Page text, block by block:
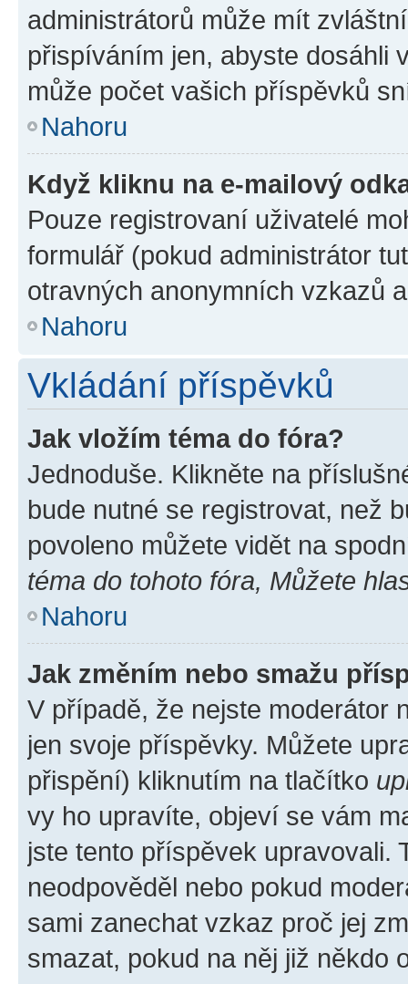
administrátorů může mít
přispíváním jen, abyste dosáhli
může počet vašich příspěvků
Nahoru
Když kliknu na e-mailový
Pouze registrovaní uživatelé
formulář (pokud administrátor
otravných anonymních vzkazů
Nahoru
Vkládání příspěvků
Jak vložím téma do fóra?
Jednoduše. Klikněte na
bude nutné se registrovat, než
povoleno můžete vidět na
téma do tohoto fóra, Můžete
Nahoru
Jak změním nebo smažu
V případě, že nejste moderátor
jen svoje příspěvky. Můžete
přispění) kliknutím na tlačítko
vy ho upravíte, objeví se vám
jste tento příspěvek upravovali.
neodpověděl nebo pokud
sami zanechat vzkaz proč jej
smazat, pokud na něj již někdo